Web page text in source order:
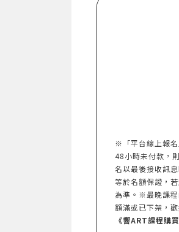
※「平台線上報名
48小時未付款，
名以最後接收訊
等於名額保證，
為準。※最晚課程
額滿或已下架，
《響ART課程購